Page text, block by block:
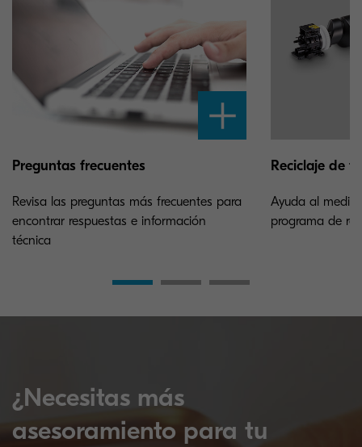
Preguntas frecuentes
Revisa las preguntas más frecuentes para
encontrar respuestas e información
técnica
Reciclaje de
Ayuda al
programa de
¿Necesitas más
asesoramiento para tu